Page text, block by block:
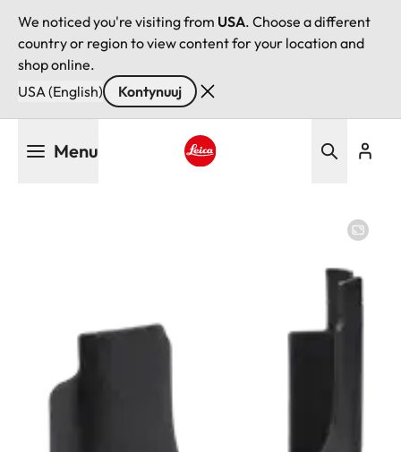
We noticed you're visiting from USA. Choose a different
country or region to view content for your location and
shop online.
USA (English)
Kontynuuj
Menu